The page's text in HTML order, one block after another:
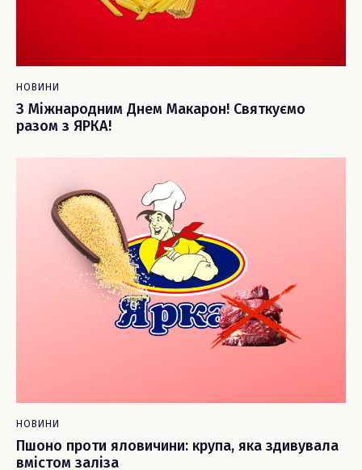
НОВИНИ
З Міжнародним Днем Макарон! Святкуємо
разом з ЯРКА!
НОВИНИ
Пшоно проти яловичини: крупа, яка здивувала
вмістом заліза